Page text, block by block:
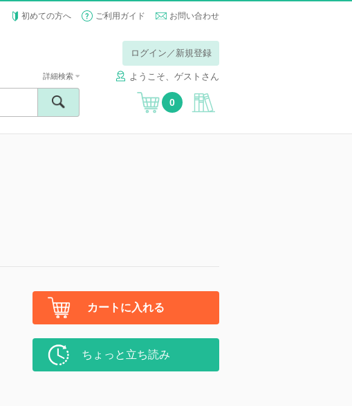
初めての方へ ご利用ガイド お問い合わせ
ログイン／新規登録
ようこそ、ゲストさん
詳細検索
0
カートに入れる
ちょっと立ち読み